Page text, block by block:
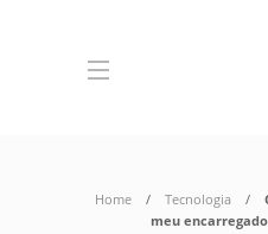
Home Tecnologia
meu